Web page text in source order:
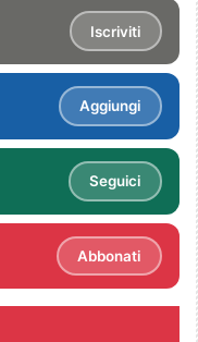
Iscriviti
Aggiungi
Seguici
Abbonati